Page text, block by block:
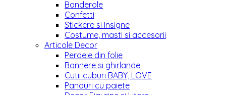
Banderole
Confetti
Stickere si Insigne
Costume, masti si accesorii
Articole Decor
Perdele din folie
Bannere si ghirlande
Cutii cuburi BABY, LOVE
Panouri cu paiete